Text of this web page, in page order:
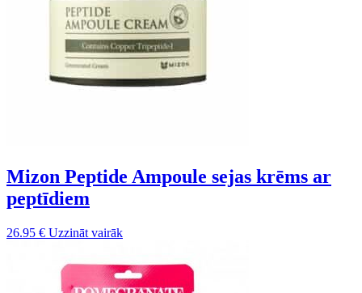
Mizon Peptide Ampoule sejas krēms ar
peptīdiem
26.95 € Uzzināt vairāk